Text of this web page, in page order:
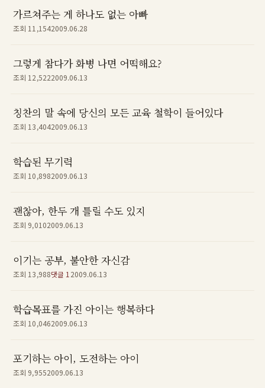
가르쳐주는 게 하나도 없는 아빠
조회 11,1542009.06.28
그렇게 참다가 화병 나면 어떡해요?
조회 12,5222009.06.13
칭찬의 말 속에 당신의 모든 교육 철학이 들어있다
조회 13,4042009.06.13
학습된 무기력
조회 10,8982009.06.13
괜찮아, 한두 개 틀릴 수도 있지
조회 9,0102009.06.13
이기는 공부, 불안한 자신감
조회 13,988댓글 1 2009.06.13
학습목표를 가진 아이는 행복하다
조회 10,0462009.06.13
포기하는 아이, 도전하는 아이
조회 9,9552009.06.13